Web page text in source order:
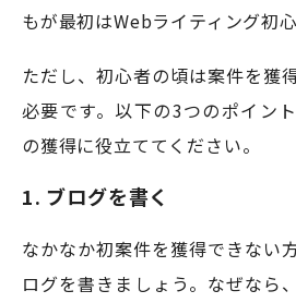
もが最初はWebライティング初心
ただし、初心者の頃は案件を獲
必要です。以下の3つのポイン
の獲得に役立ててください。
1. ブログを書く
なかなか初案件を獲得できない
ログを書きましょう。なぜなら